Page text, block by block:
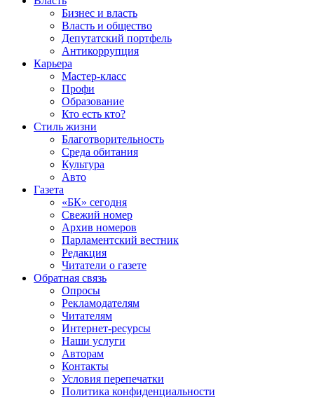
Бизнес и власть
Власть и общество
Депутатский портфель
Антикоррупция
Карьера
Мастер-класс
Профи
Образование
Кто есть кто?
Стиль жизни
Благотворительность
Среда обитания
Культура
Авто
Газета
«БК» сегодня
Свежий номер
Архив номеров
Парламентский вестник
Редакция
Читатели о газете
Обратная связь
Опросы
Рекламодателям
Читателям
Интернет-ресурсы
Наши услуги
Авторам
Контакты
Условия перепечатки
Политика конфиденциальности